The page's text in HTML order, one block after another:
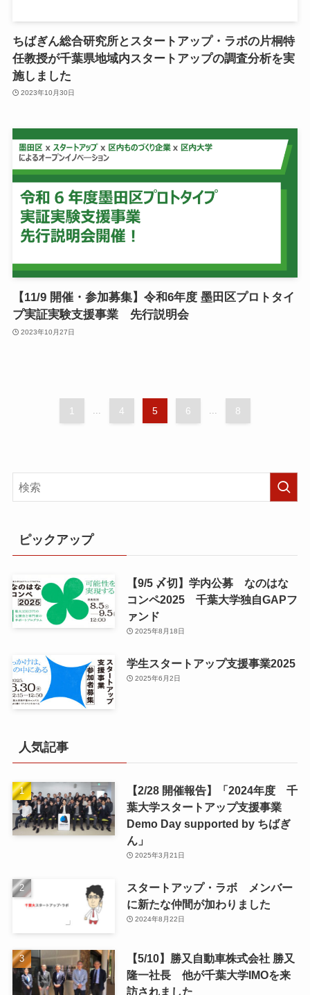
ちばぎん総合研究所とスタートアップ・ラボの片桐特
任教授が千葉県地域内スタートアップの調査分析を実
施しました
2023年10月30日
【11/9 開催・参加募集】令和6年度 墨田区プロトタイ
プ実証実験支援事業 先行説明会
2023年10月27日
1 ... 4 5 6 ... 8
ピックアップ
【9/5 〆切】学内公募 なのはな
コンペ2025 千葉大学独自GAPフ
ァンド
2025年8月18日
学生スタートアップ支援事業2025
2025年6月2日
人気記事
【2/28 開催報告】「2024年度 千
葉大学スタートアップ支援事業
Demo Day supported by ちばぎ
ん」
2025年3月21日
スタートアップ・ラボ メンバー
に新たな仲間が加わりました
2024年8月22日
【5/10】勝又自動車株式会社 勝又
隆一社長 他が千葉大学IMOを来
訪されました